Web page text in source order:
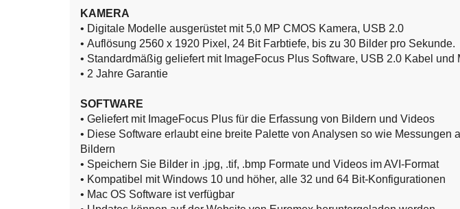
KAMERA
• Digitale Modelle ausgerüstet mit 5,0 MP CMOS Kamera, USB 2.0
• Auflösung 2560 x 1920 Pixel, 24 Bit Farbtiefe, bis zu 30 Bilder pro Sekunde.
• Standardmäßig geliefert mit ImageFocus Plus Software, USB 2.0 Kabel und
• 2 Jahre Garantie
SOFTWARE
• Geliefert mit ImageFocus Plus für die Erfassung von Bildern und Videos
• Diese Software erlaubt eine breite Palette von Analysen so wie
Bildern
• Speichern Sie Bilder in .jpg, .tif, .bmp Formate und Videos im AVI-Format
• Kompatibel mit Windows 10 und höher, alle 32 und 64 Bit-Konfigurationen
• Mac OS Software ist verfügbar